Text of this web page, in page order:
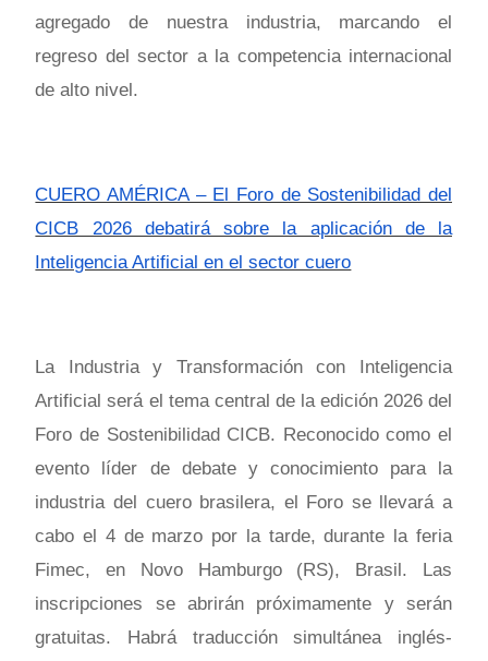
agregado de nuestra industria, marcando el
regreso del sector a la competencia internacional
de alto nivel.
CUERO AMÉRICA – El Foro de Sostenibilidad del
CICB 2026 debatirá sobre la aplicación de la
Inteligencia Artificial en el sector cuero
La Industria y Transformación con Inteligencia
Artificial será el tema central de la edición 2026 del
Foro de Sostenibilidad CICB. Reconocido como el
evento líder de debate y conocimiento para la
industria del cuero brasilera, el Foro se llevará a
cabo el 4 de marzo por la tarde, durante la feria
Fimec, en Novo Hamburgo (RS), Brasil. Las
inscripciones se abrirán próximamente y serán
gratuitas. Habrá traducción simultánea inglés-